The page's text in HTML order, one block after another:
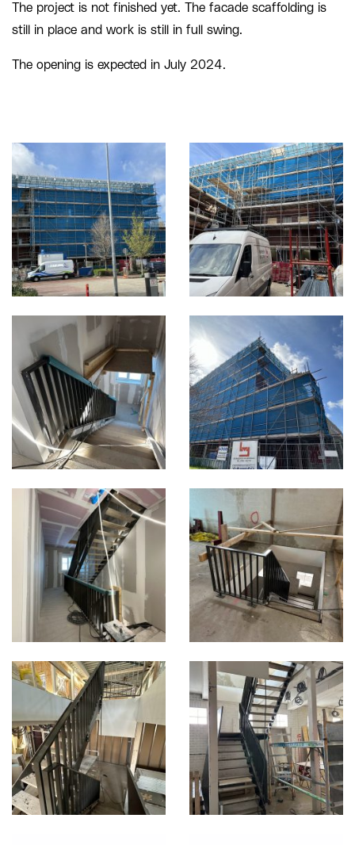
The project is not finished yet. The facade scaffolding is
still in place and work is still in full swing.
The opening is expected in July 2024.